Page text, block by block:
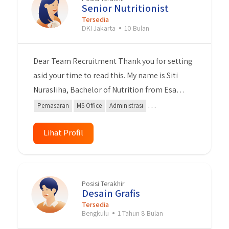
contribution in the field of fsdsdf.
Senior Nutritionist
Tersedia
DKI Jakarta
10 Bulan
Dear Team Recruitment Thank you for setting
asid your time to read this. My name is Siti
Nurasliha, Bachelor of Nutrition from Esa
Unggul University. I have 3 years experience as
nutritionist, I was also active in partnership,
content creator, product knowledge,
marketing activities. I can work independently
or team work. I am a highly organised,
professionals and self-motivated. With this
experience I am sure that I can give my best
Pemasaran MS Office
Administrasi
Kepemimpinan
Content Creator
Berbicara di Depan Umum
Lihat Profil
Posisi Terakhir
Desain Grafis
Tersedia
Bengkulu
1 Tahun 8 Bulan